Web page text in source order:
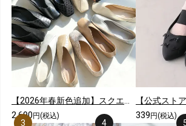
2,690 円(税込) 339 円(税込)